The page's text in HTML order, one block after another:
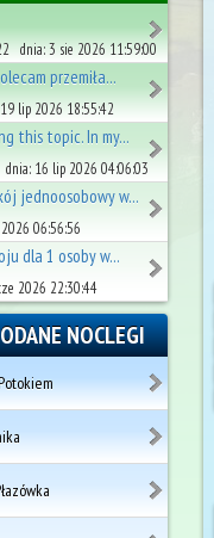
dnia: 3 sie 2026 11:59:00
przemiła...
lip 2026 18:55:42
this topic. In my...
dnia: 16 lip 2026 04:06:03
jednoosobowy w...
06:56:56
dla 1 osoby w...
2026 22:30:44
NOCLEGI